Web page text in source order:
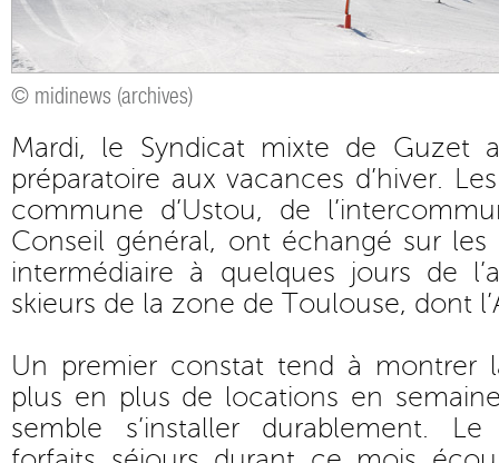
© midinews (archives)
Mardi, le Syndicat mixte de Guzet
préparatoire aux vacances d’hiver.
commune d’Ustou, de
Conseil général, ont échangé sur les
intermédiaire à quelques jours de
skieurs de la zone de Toulouse, dont
Un premier constat tend à montrer
plus en plus de locations en
semble s’installer durablement.